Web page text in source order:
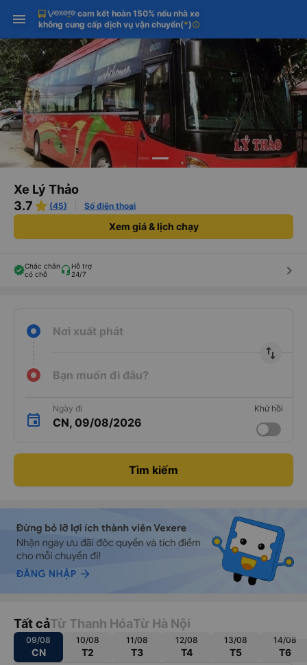
Tải app Vexere ngay!
Nhận ưu đãi thành viên độc
quyền
Tải app Vexere
-30k/ghế khi đặt vé máy bay qua
app
cam kết hoàn 150% nếu nhà xe
không cung cấp dịch vụ vận chuyển(*)info
Xe Lý Thảo
3.7
(45) Số điện thoại
Xem giá & lịch chạy
Chắc chắn
có chỗ
Hỗ trợ
24/7
keyboard_arrow_right
Nơi xuất phát
import_export
Bạn muốn đi đâu?
Ngày đi
CN, 09/08/2026
Khứ hồi
Tìm kiếm
Tất cảTừ Thanh HóaTừ Hà Nội
09/08
CN
10/08
T2
11/08
T3
12/08
T4
13/08
T5
14/08
T6